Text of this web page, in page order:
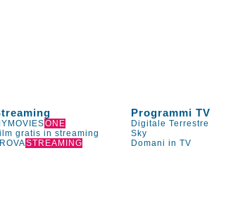
Programmi TV
ONE Digitale Terrestre
gratis in streaming Sky
STREAMING Domani in TV